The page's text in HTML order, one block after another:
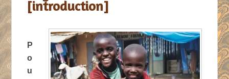
[introduction]
P
o
u